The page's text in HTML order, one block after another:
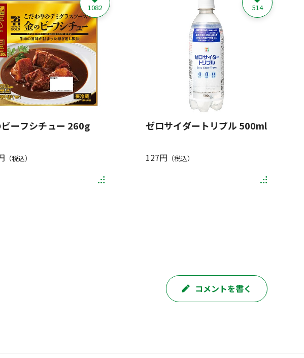
ーフシチュー 260g
（税込）
1082
ゼロサイダートリプル 500ml
127円 （税込）
514
コメントを書く